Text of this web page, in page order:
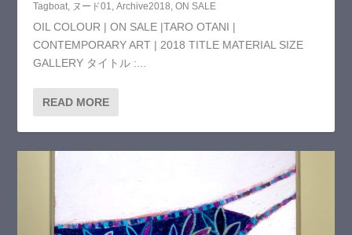
Tagboat, ヌード01,Archive2018,ON SALE
OIL COLOUR | ON SALE |TARO OTANI |
CONTEMPORARY ART | 2018 TITLE MATERIAL SIZE
GALLERY タイトル :...
READ MORE